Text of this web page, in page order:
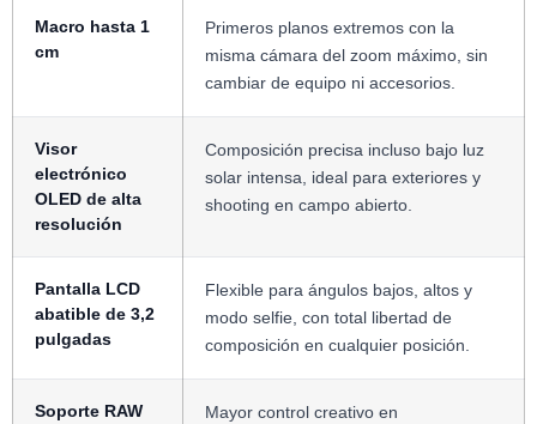
Macro hasta 1
cm
Primeros planos extremos con la
misma cámara del zoom máximo, sin
cambiar de equipo ni accesorios.
Visor
electrónico
OLED de alta
resolución
Composición precisa incluso bajo luz
solar intensa, ideal para exteriores y
shooting en campo abierto.
Pantalla LCD
abatible de 3,2
pulgadas
Flexible para ángulos bajos, altos y
modo selfie, con total libertad de
composición en cualquier posición.
Soporte RAW
Mayor control creativo en